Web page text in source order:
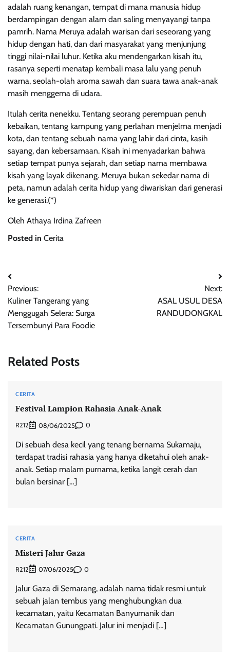
adalah ruang kenangan, tempat di mana manusia hidup
berdampingan dengan alam dan saling menyayangi tanpa
pamrih. Nama Meruya adalah warisan dari seseorang yang
hidup dengan hati, dan dari masyarakat yang menjunjung
tinggi nilai-nilai luhur. Ketika aku mendengarkan kisah itu,
rasanya seperti menatap kembali masa lalu yang penuh
warna, seolah-olah aroma sawah dan suara tawa anak-anak
masih menggema di udara.
Itulah cerita nenekku. Tentang seorang perempuan penuh
kebaikan, tentang kampung yang perlahan menjelma menjadi
kota, dan tentang sebuah nama yang lahir dari cinta, kasih
sayang, dan kebersamaan. Kisah ini menyadarkan bahwa
setiap tempat punya sejarah, dan setiap nama membawa
kisah yang layak dikenang. Meruya bukan sekedar nama di
peta, namun adalah cerita hidup yang diwariskan dari generasi
ke generasi.(*)
Oleh Athaya Irdina Zafreen
Posted in Cerita
Post
navigation
Previous:
Kuliner Tangerang yang
Menggugah Selera: Surga
Tersembunyi Para Foodie
Next:
ASAL USUL DESA
RANDUDONGKAL
Related Posts
CERITA
Festival Lampion Rahasia Anak-Anak
R212 08/06/2025 0
Di sebuah desa kecil yang tenang bernama Sukamaju,
terdapat tradisi rahasia yang hanya diketahui oleh anak-
anak. Setiap malam purnama, ketika langit cerah dan
bulan bersinar […]
CERITA
Misteri Jalur Gaza
R212 07/06/2025 0
Jalur Gaza di Semarang, adalah nama tidak resmi untuk
sebuah jalan tembus yang menghubungkan dua
kecamatan, yaitu Kecamatan Banyumanik dan
Kecamatan Gunungpati. Jalur ini menjadi […]